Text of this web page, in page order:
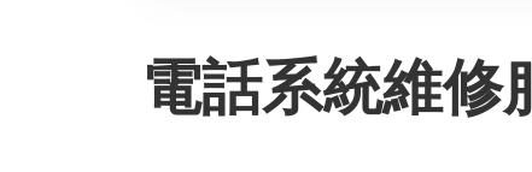
電話系統維修